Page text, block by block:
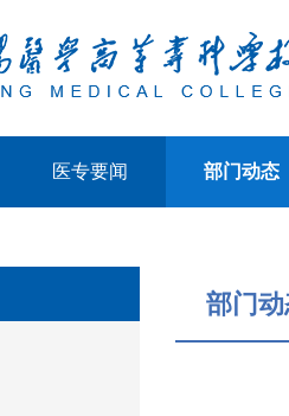
医专要闻 部门动态
部门